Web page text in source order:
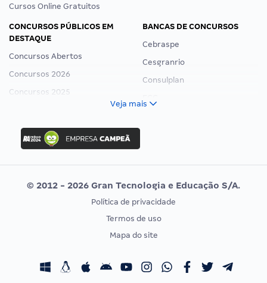
Cursos Online Gratuitos
CONCURSOS PÚBLICOS EM
DESTAQUE
Concursos Abertos
Concursos 2026
Concursos 2025
Concurso Ibama
Concurso MPU
Editais publicados
BANCAS DE CONCURSOS
Cebraspe
Cesgranrio
Consulplan
Vunesp
CONCURSOS POR PROFISSÃO
Concursos Fiscais
EXAME DE ORDEM
Calendário OAB
Veja mais
© 2012 - 2026 Gran Tecnologia e Educação S/A.
Política de privacidade
Termos de uso
Mapa do site